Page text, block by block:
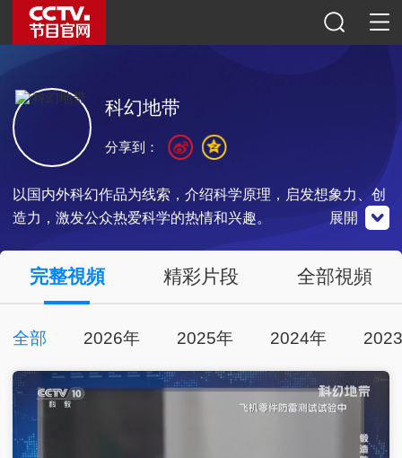
科幻地带
以国内外科幻作品为线索，介绍科学原理，启发想象力、创
造力，激发公众热爱科学的热情和兴趣。
央視影音
點擊下載
展開
分享到：
完整視頻 精彩片段 全部視頻
全部 2026年 2025年 2024年